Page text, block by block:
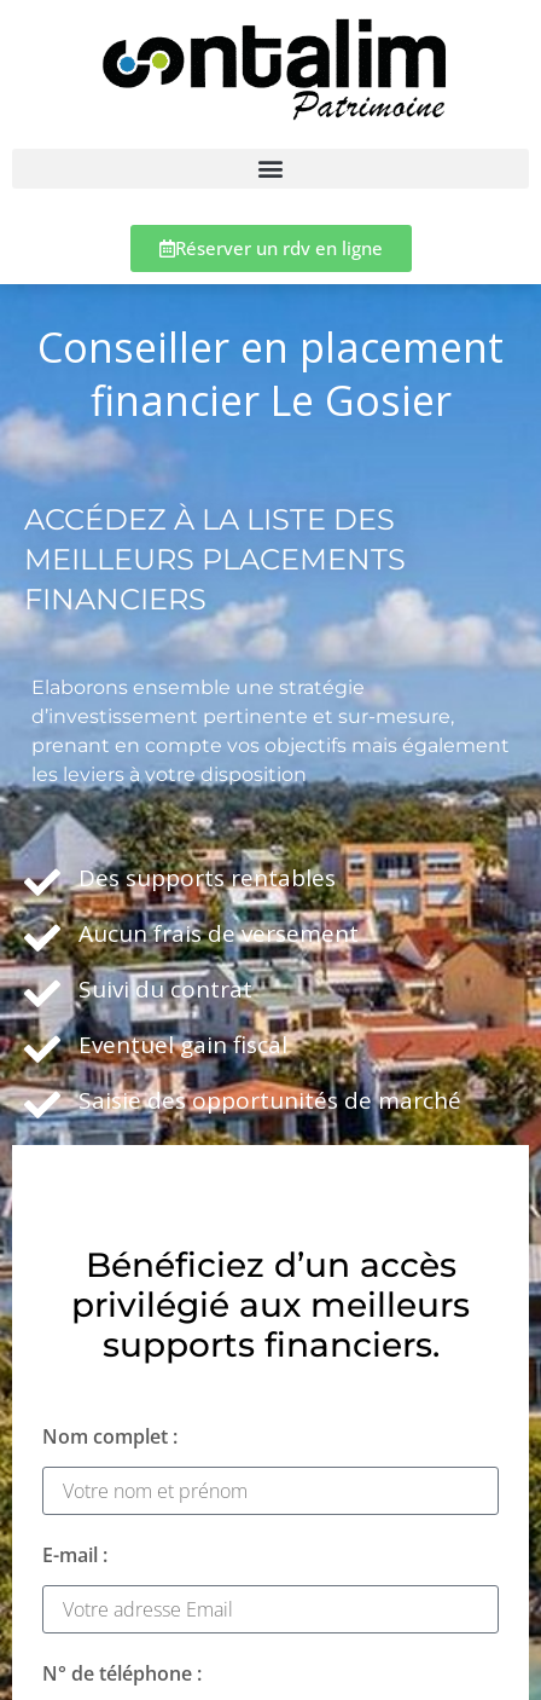
Réserver un rdv en ligne
Conseiller en placement
financier Le Gosier
ACCÉDEZ À LA LISTE DES
MEILLEURS PLACEMENTS
FINANCIERS
Elaborons ensemble une stratégie
d’investissement pertinente et sur-mesure,
prenant en compte vos objectifs mais également
les leviers à votre disposition
Des supports rentables
Aucun frais de versement
Suivi du contrat
Eventuel gain fiscal
Saisie des opportunités de marché
Bénéficiez d’un accès
privilégié aux meilleurs
supports financiers.
Nom complet :
E-mail :
N° de téléphone :